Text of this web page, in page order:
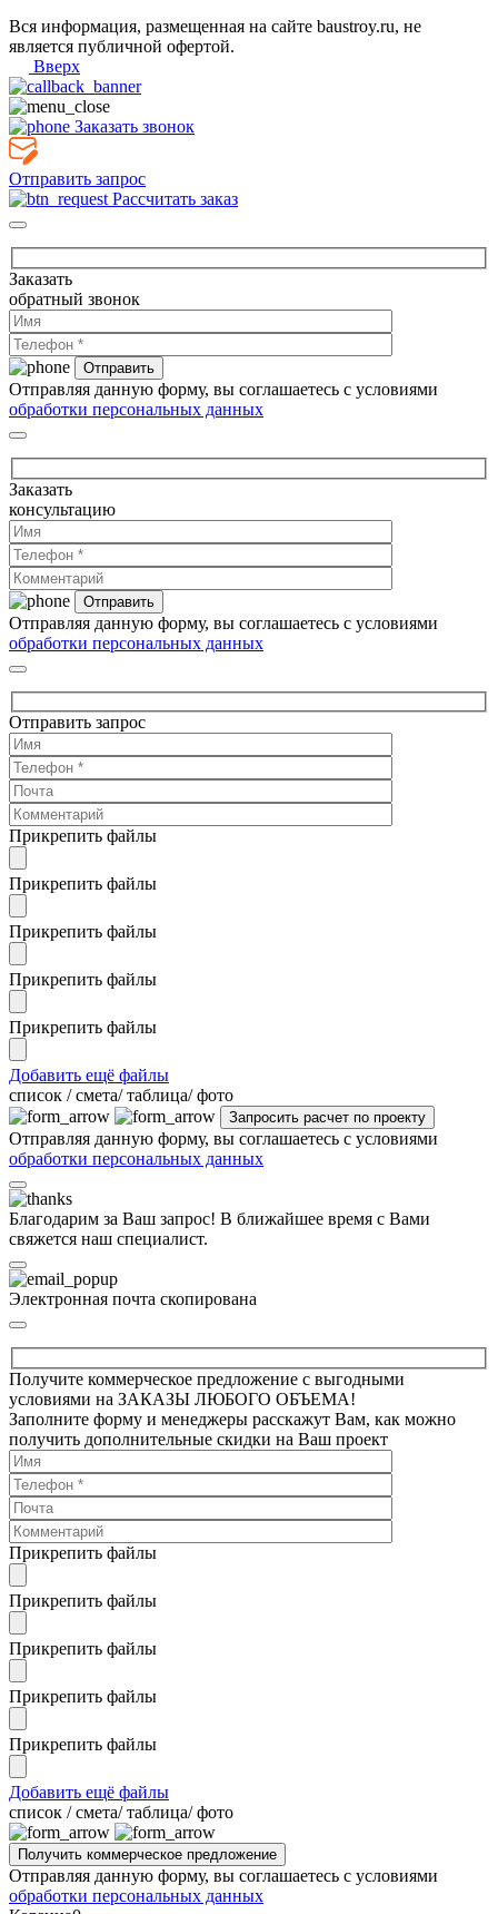
Вся информация, размещенная на сайте baustroy.ru, не
является публичной офертой.
Вверх
Заказать звонок
Отправить запрос
Рассчитать заказ
Заказать
обратный звонок
Отправляя данную форму, вы соглашаетесь с условиями
обработки персональных данных
Заказать
консультацию
Отправляя данную форму, вы соглашаетесь с условиями
обработки персональных данных
Отправить запрос
Прикрепить файлы
Прикрепить файлы
Прикрепить файлы
Прикрепить файлы
Прикрепить файлы
Добавить ещё файлы
cписок / смета/ таблица/ фото
Отправляя данную форму, вы соглашаетесь с условиями
обработки персональных данных
Благодарим за Ваш запрос! В ближайшее время с Вами
свяжется наш специалист.
Электронная почта скопирована
Получите коммерческое предложение с выгодными
условиями на ЗАКАЗЫ ЛЮБОГО ОБЪЕМА!
Заполните форму и менеджеры расскажут Вам, как можно
получить дополнительные скидки на Ваш проект
Прикрепить файлы
Прикрепить файлы
Прикрепить файлы
Прикрепить файлы
Прикрепить файлы
Добавить ещё файлы
cписок / смета/ таблица/ фото
Отправляя данную форму, вы соглашаетесь с условиями
обработки персональных данных